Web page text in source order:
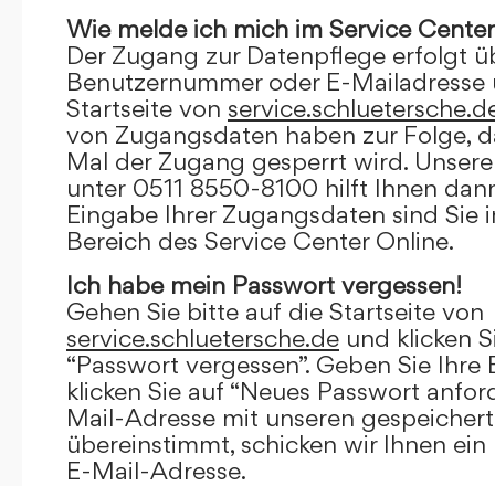
Wie melde ich mich im Service
Der Zugang zur Datenpflege erfolgt
Benutzernummer oder E-
Startseite von
von Zugangsdaten haben zur Folge,
Mal der Zugang gesperrt wird.
unter 0511 8550-8100 hilft Ihnen
Eingabe Ihrer Zugangsdaten sind Sie
Bereich des Service Center Online.
Ich habe mein Passwort vergessen!
Gehen Sie bitte auf die Startseite von
service.schluetersche.de und klicken
“Passwort vergessen”. Geben Sie
klicken Sie auf “Neues Passwort
Mail-Adresse mit unseren
übereinstimmt, schicken wir Ihnen
E-Mail-Adresse.